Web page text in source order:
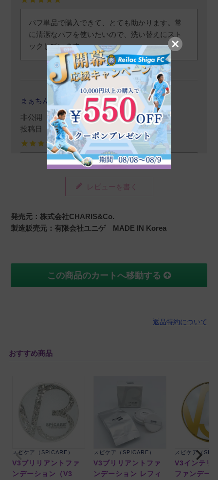
パフ単品で購入できて、とても助かります。常
に清潔なパフを使いたいので、洗い替えにスト
ックしています。
まぁちん 購入者
非公開
投稿日
2025/11/28
金額合わせの為に買いましたが良い商品でし
た。パフはすぐ汚れるので替えの在庫に何個も
ストックしてます。
2025/07/29
非公開
投稿日
2025/05/05
使いやすいサイズです。濡らして使ってます。
すべてのレビューを見る
レビューを書く
発売元：株式会社CHARIS&Co.
製造販売元：有限会社ユニゲ MADE IN Korea
この商品のカートへ移動する
返品特約について
おすすめ商品
スピケア（SPICARE）
V3ブリリアントファ
ンデーション（V3
スピケア（SPICARE）
V3ブリリアントファ
ンデーション レフィ
スピケア（
V3インテリ
ファンデー